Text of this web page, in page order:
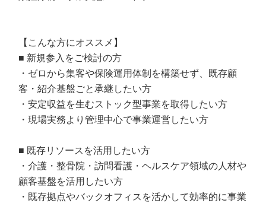
【こんな方にオススメ】
■ 新規参入をご検討の方
・ゼロから集客や保険運用体制を構築せず、既存顧
客・紹介基盤ごと承継したい方
・安定収益を生むストック型事業を取得したい方
・現場実務より管理中心で事業運営したい方
■ 既存リソースを活用したい方
・介護・整骨院・訪問看護・ヘルスケア領域の人材や
顧客基盤を活用したい方
・既存拠点やバックオフィスを活かして効率的に事業